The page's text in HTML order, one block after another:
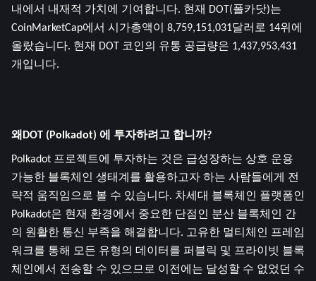
내에서 내재적 가치에 기여합니다. 현재 DOT(폴카닷)는
CoinMarketCap에서 시가총액이 8,759,151,031달러로 14위에
올랐습니다. 현재 DOT 코인의 유통 공급량은 1,437,953,431
개입니다.
왜DOT (Polkadot) 에 투자하려고 합니까?
Polkadot 프로젝트에 투자하는 것은 급성장하는 상호 운용
가능한 블록체인 생태계를 활용하고자 하는 사람들에게 전
략적 움직임으로 볼 수 있습니다. 차세대 블록체인 플랫폼인
Polkadot은 현재 환경에서 중요한 단점인 분산 블록체인 간
의 원활한 통신 부족을 해결합니다. 고유한 멀티체인 프레임
워크를 통해 모든 유형의 데이터를 퍼블릭 및 프라이빗 블록
체인에서 전송할 수 있으므로 이전에는 달성할 수 없었던 수